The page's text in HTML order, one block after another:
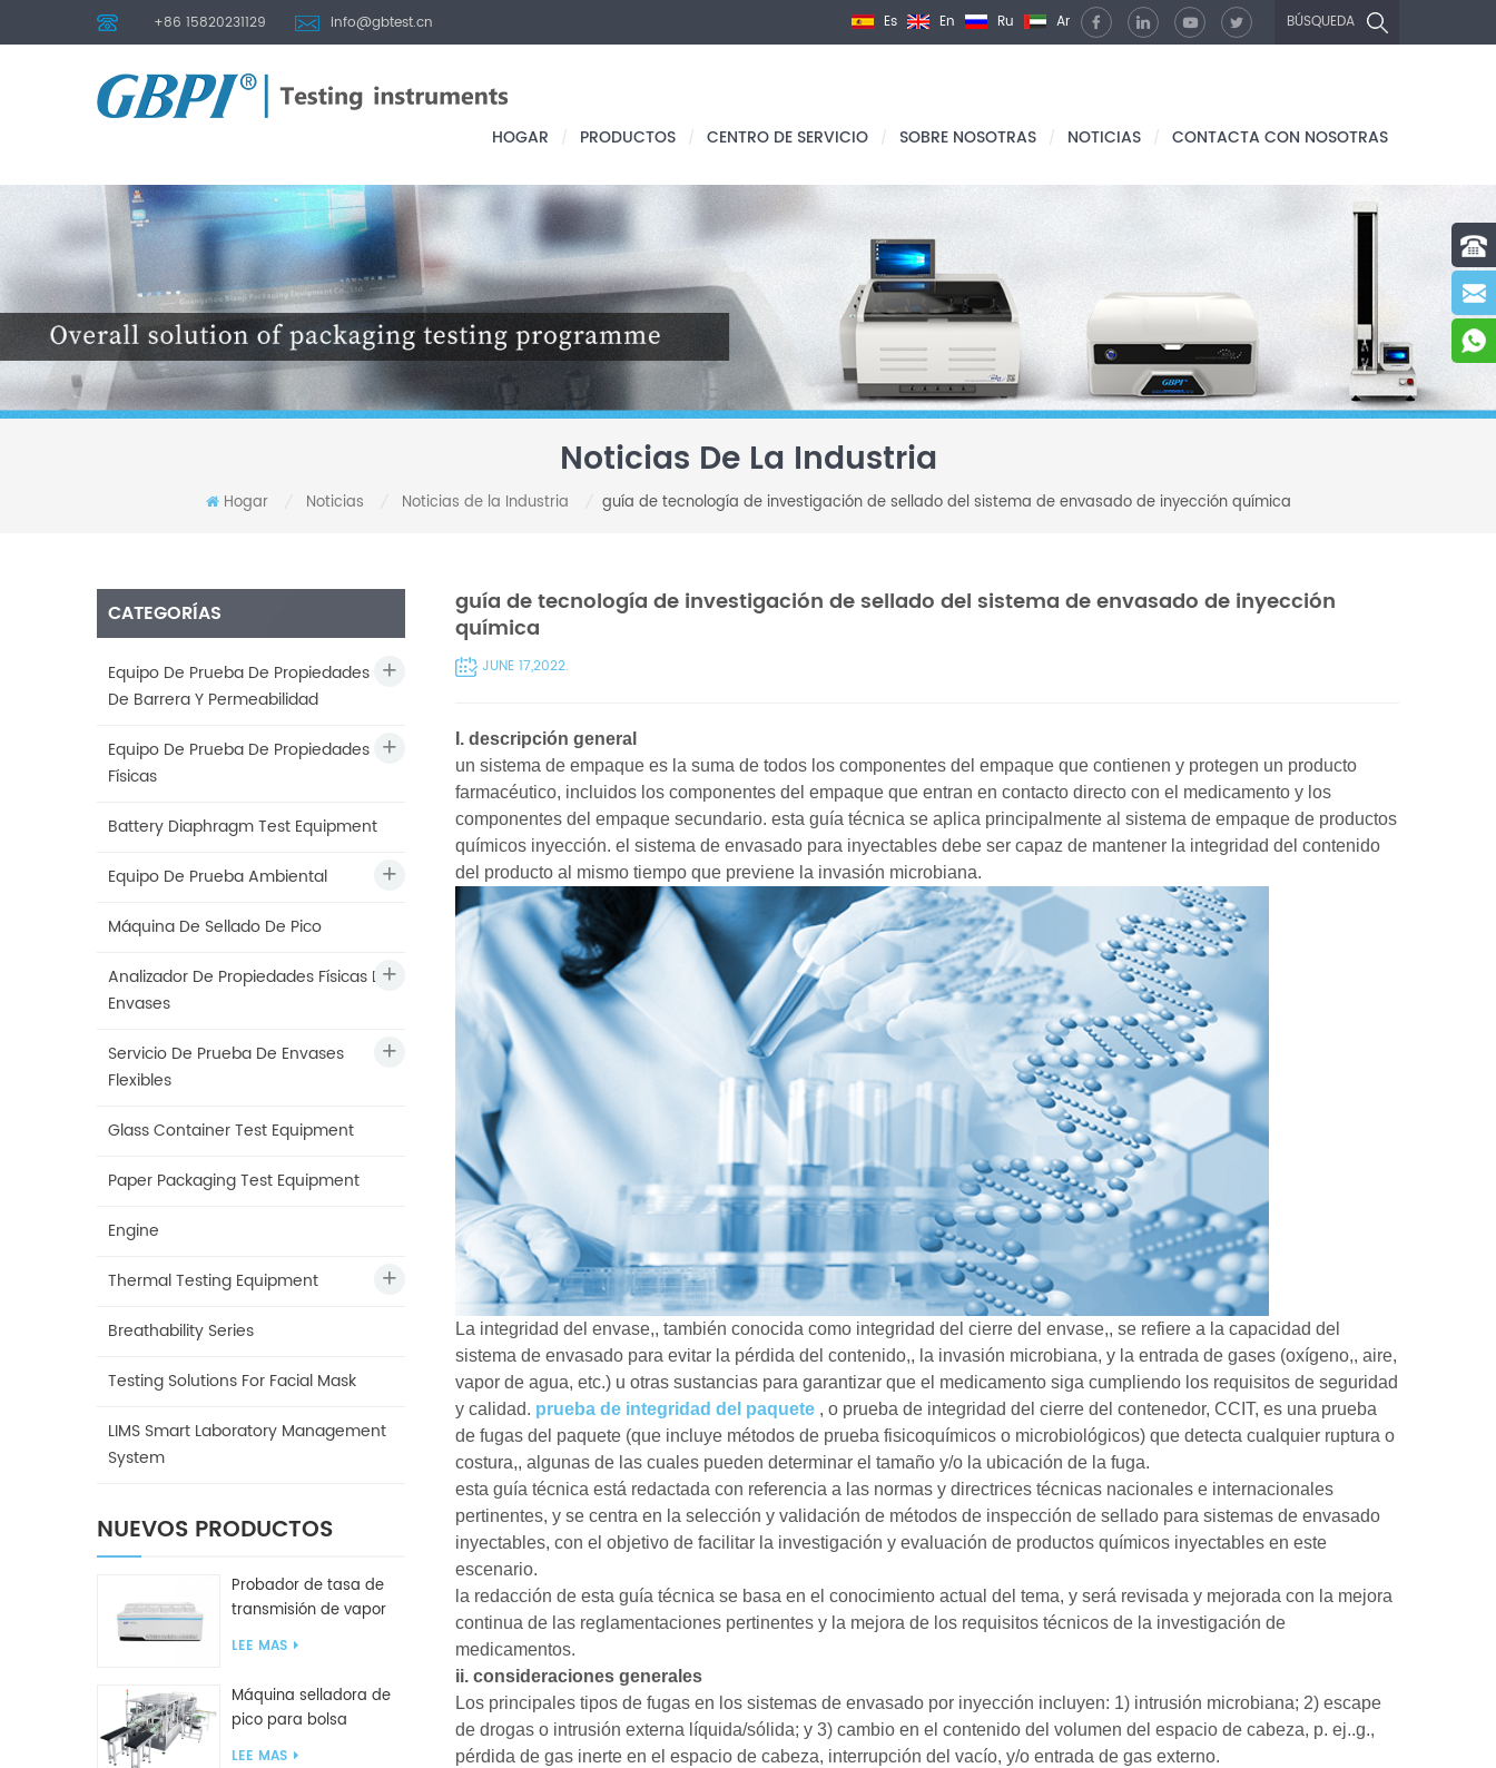
+86 15820231129 info@gbtest.cn BÚSQUEDA
Es En Ru Ar
HOGAR / PRODUCTOS / CENTRO DE SERVICIO / SOBRE NOSOTRAS / NOTICIAS / CONTACTA CON NOSOTRAS
Noticias De La Industria
Hogar Noticias Noticias de la Industria guía de tecnología de investigación de sellado del sistema de envasado de inyección química
CATEGORÍAS
Equipo De Prueba De Propiedades
De Barrera Y Permeabilidad
Equipo De Prueba De Propiedades
Físicas
Battery Diaphragm Test Equipment
Equipo De Prueba Ambiental
Máquina De Sellado De Pico
Analizador De Propiedades Físicas De
Envases
Servicio De Prueba De Envases
Flexibles
Glass Container Test Equipment
Paper Packaging Test Equipment
Engine
Thermal Testing Equipment
Breathability Series
Testing Solutions For Facial Mask
LIMS Smart Laboratory Management
System
NUEVOS PRODUCTOS
Probador de tasa de
transmisión de vapor
de agua W416 2.0
LEE MAS
Máquina selladora de
pico para bolsa
inclinada GF2600-X
LEE MAS
guía de tecnología de investigación de sellado del sistema de envasado de inyección
química
JUNE 17,2022.
I. descripción general
un sistema de empaque es la suma de todos los componentes del empaque que contienen y protegen un producto
farmacéutico, incluidos los componentes del empaque que entran en contacto directo con el medicamento y los
componentes del empaque secundario. esta guía técnica se aplica principalmente al sistema de empaque de productos
químicos inyección. el sistema de envasado para inyectables debe ser capaz de mantener la integridad del contenido
del producto al mismo tiempo que previene la invasión microbiana.
La integridad del envase,, también conocida como integridad del cierre del envase,, se refiere a la capacidad del
sistema de envasado para evitar la pérdida del contenido,, la invasión microbiana, y la entrada de gases (oxígeno,, aire,
vapor de agua, etc.) u otras sustancias para garantizar que el medicamento siga cumpliendo los requisitos de seguridad
y calidad. prueba de integridad del paquete , o prueba de integridad del cierre del contenedor, CCIT, es una prueba
de fugas del paquete (que incluye métodos de prueba fisicoquímicos o microbiológicos) que detecta cualquier ruptura o
costura,, algunas de las cuales pueden determinar el tamaño y/o la ubicación de la fuga.
esta guía técnica está redactada con referencia a las normas y directrices técnicas nacionales e internacionales
pertinentes, y se centra en la selección y validación de métodos de inspección de sellado para sistemas de envasado
inyectables, con el objetivo de facilitar la investigación y evaluación de productos químicos inyectables en este
escenario.
la redacción de esta guía técnica se basa en el conocimiento actual del tema, y será revisada y mejorada con la mejora
continua de las reglamentaciones pertinentes y la mejora de los requisitos técnicos de la investigación de
medicamentos.
ii. consideraciones generales
Los principales tipos de fugas en los sistemas de envasado por inyección incluyen: 1) intrusión microbiana; 2) escape
de drogas o intrusión externa líquida/sólida; y 3) cambio en el contenido del volumen del espacio de cabeza, p. ej..g.,
pérdida de gas inerte en el espacio de cabeza, interrupción del vacío, y/o entrada de gas externo.